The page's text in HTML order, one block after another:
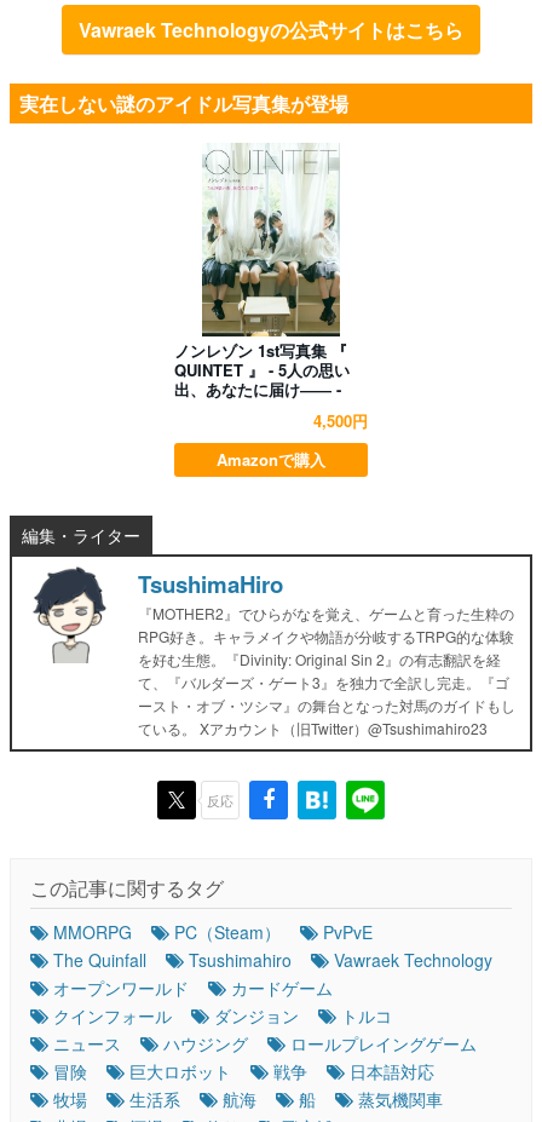
Vawraek Technologyの公式サイトはこちら
実在しない謎のアイドル写真集が登場
ノンレゾン 1st写真集 『
QUINTET 』 - 5人の思い
出、あなたに届け―― -
4,500円
Amazonで購入
編集・ライター
TsushimaHiro
『MOTHER2』でひらがなを覚え、ゲームと育った生粋の
RPG好き。キャラメイクや物語が分岐するTRPG的な体験
を好む生態。『Divinity: Original Sin 2』の有志翻訳を経
て、『バルダーズ・ゲート3』を独力で全訳し完走。『ゴ
ースト・オブ・ツシマ』の舞台となった対馬のガイドもし
ている。 Xアカウント（旧Twitter）@Tsushimahiro23
反応
この記事に関するタグ
MMORPG PC（Steam）
PvPvE
The Quinfall
Tsushimahiro
Vawraek Technology
オープンワールド
カードゲーム
クインフォール
ダンジョン
トルコ
ニュース
ハウジング
ロールプレイングゲーム
冒険
巨大ロボット 戦争
日本語対応
牧場
生活系 航海 船
蒸気機関車